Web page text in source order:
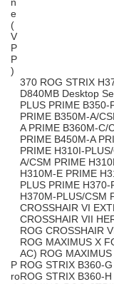
e
(
V
P
P
)
P
ro
370 ROG STRIX
D840MB Desktop
PLUS PRIME B350-
PRIME B350M-A/
A PRIME B360M-C/
PRIME B450M-A
PRIME H310I-
A/CSM PRIME
H310M-E PRIME
PLUS PRIME
H370M-PLUS/CSM
CROSSHAIR VI
CROSSHAIR VII
ROG CROSSHAIR
ROG MAXIMUS X
AC) ROG
ROG STRIX B360-
ROG STRIX B360-